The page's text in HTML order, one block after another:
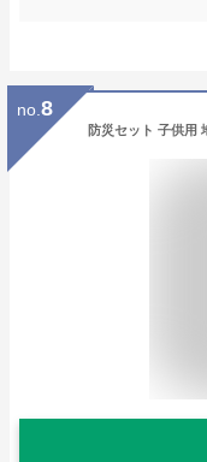
no. 8